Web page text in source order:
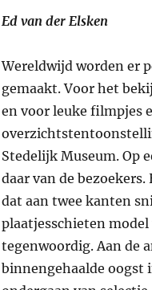
Ed van der Elsken
Wereldwijd worden er
gemaakt. Voor het
en voor leuke filmpjes
Stedelijk Museum. Op
daar van de
dat aan twee kanten
plaatjesschieten
tegenwoordig. Aan de
binnengehaalde oogst